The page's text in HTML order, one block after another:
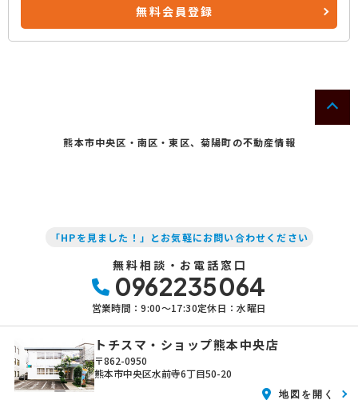
無料会員登録
熊本市中央区・南区・東区、菊陽町の不動産情報
「HPを見ました！」とお気軽にお問い合わせください
無料相談・お電話窓口
0962235064
営業時間：9:00〜17:30定休日：水曜日
トチスマ・ショップ熊本中央店
〒862-0950
熊本市中央区水前寺6丁目50-20
地図を開く